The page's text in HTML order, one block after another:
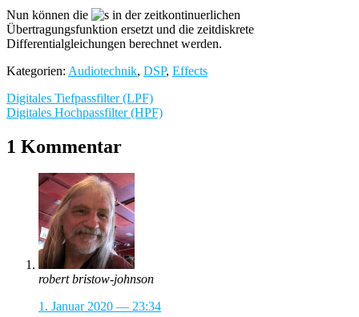
Nun können die
in der zeitkontinuerlichen
Übertragungsfunktion ersetzt und die zeitdiskrete
Differentialgleichungen berechnet werden.
Kategorien: Audiotechnik, DSP, Effects
Beitragsnavigation
Digitales Tiefpassfilter (LPF)
Digitales Hochpassfilter (HPF)
1 Kommentar
robert bristow-johnson
1. Januar 2020 — 23:34